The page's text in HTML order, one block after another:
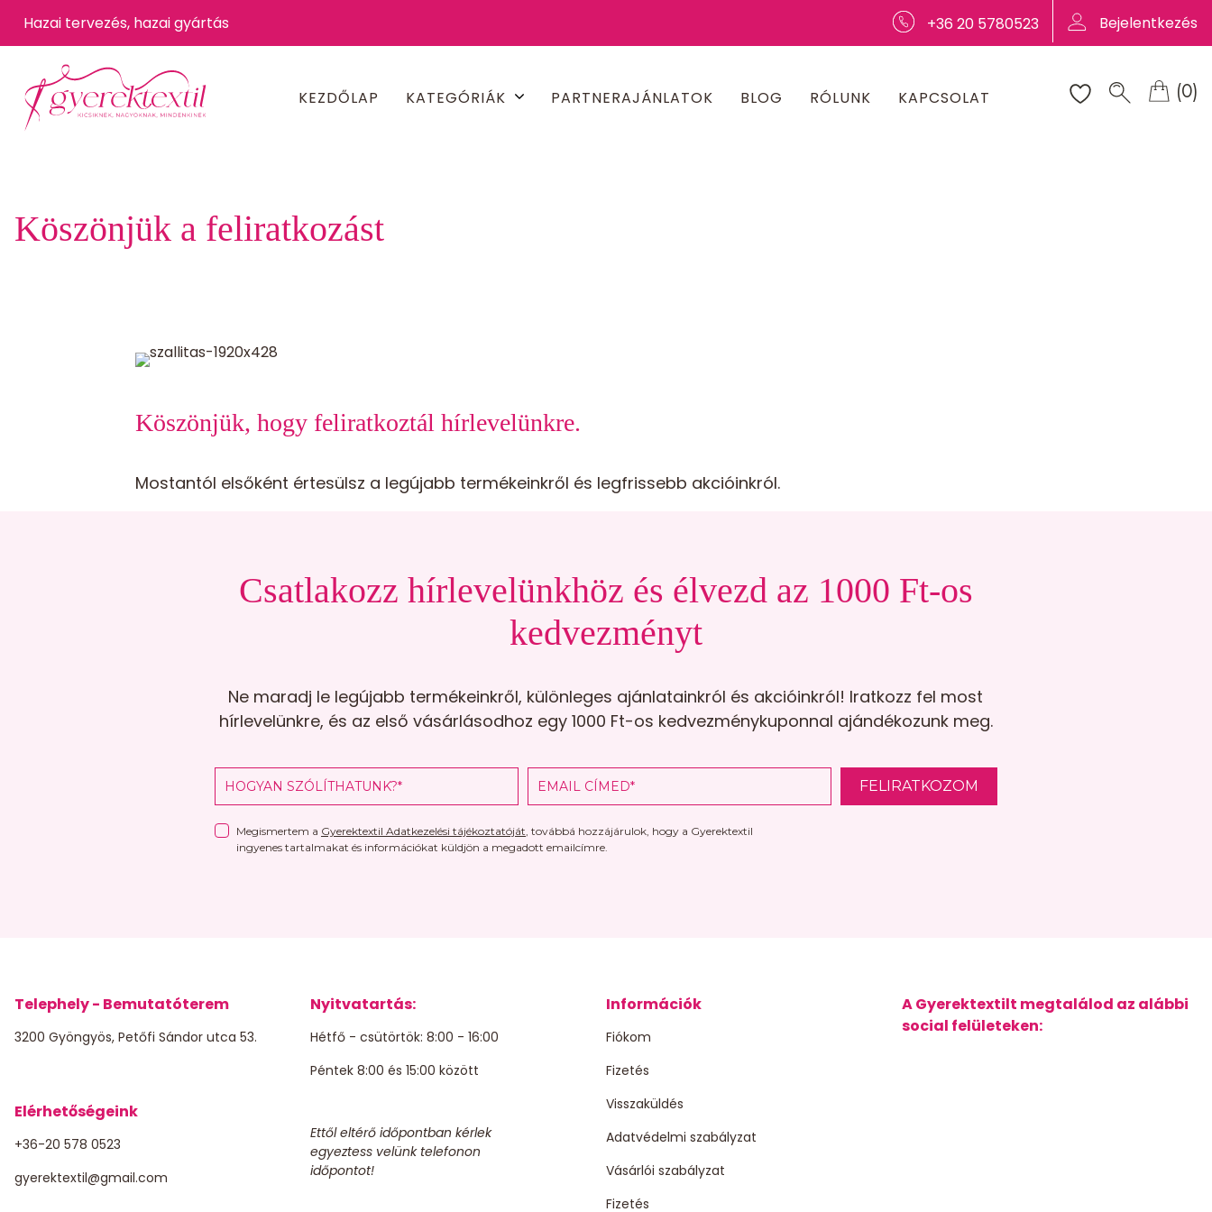
Hazai tervezés, hazai gyártás +36 20 5780523 Bejelentkezés
KEZDŐLAP KATEGÓRIÁK PARTNERAJÁNLATOK BLOG RÓLUNK KAPCSOLAT (0)
Köszönjük a feliratkozást
Köszönjük, hogy feliratkoztál hírlevelünkre.
Mostantól elsőként értesülsz a legújabb termékeinkről és legfrissebb akcióinkról.
Csatlakozz hírlevelünkhöz és élvezd az 1000 Ft-os
kedvezményt
Ne maradj le legújabb termékeinkről, különleges ajánlatainkról és akcióinkról! Iratkozz fel most
hírlevelünkre, és az első vásárlásodhoz egy 1000 Ft-os kedvezménykuponnal ajándékozunk meg.
FELIRATKOZOM
Megismertem a Gyerektextil Adatkezelési tájékoztatóját , továbbá hozzájárulok, hogy a Gyerektextil
ingyenes tartalmakat és információkat küldjön a megadott emailcímre.
Telephely - Bemutatóterem
3200 Gyöngyös, Petőfi Sándor utca 53.
Elérhetőségeink
+36-20 578 0523
gyerektextil@gmail.com
Nyitvatartás:
Hétfő - csütörtök: 8:00 - 16:00
Péntek 8:00 és 15:00 között
Ettől eltérő időpontban kérlek
egyeztess velünk telefonon
időpontot!
Információk
Fiókom
Fizetés
Visszaküldés
Adatvédelmi szabályzat
Vásárlói szabályzat
Fizetés
A Gyerektextilt megtalálod az alábbi
social felületeken: